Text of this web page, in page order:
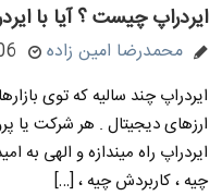
ایردراپ چیست ؟ آیا با
محمدرضا امین زاده 06
ایردراپ چند سالیه که توی
ارزهای دیجیتال . هر شرکت یا
ایردراپ راه میندازه و الهی به
چیه ، کاربردش چیه ، […]